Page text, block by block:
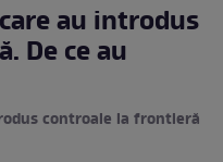
au introdus
De ce au
controale la frontieră